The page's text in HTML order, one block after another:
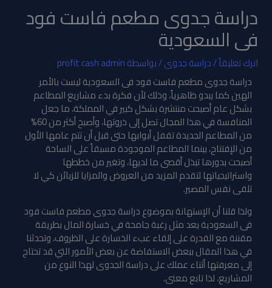
دراسة جدوى مطعم فاست فود
فى السعودية
اترك تعليقاً/دراسة جدوى/ بواسطةprofit cash admin
دراسة جدوى مطعم فاست فود فى السعودية ليست بالأمر
الهين كما يبدو ظاهرياً، وذلك لأن فكرة بدء مشاريع المطاعم
بشكل عام أصبحت منتشرة بشكل كبير في المملكة، ما جعل
المنافسة في هذا المجال تصل إلى ذروتها، وأصبح أكثر من 60%
من المطاعم الجديدة تقفل أبوابها حتى قبل أن تتم عامها الأول
من الإفتتاح، بينما المطاعم الموجودة مسبقاً على الساحة
أصبحت بدورها تبذل أقصى ما لديها، وتغير من خططها
واستراتيجياتها لتقدم المزيد من العروض والمزايا للزبائن كي لا
تلقى نفس المصير.
ولذا قلنا أن الإستهانة بموضوع دراسة جدوى مطعم فاست فود
فى السعودية يعد مثل رغبة جامحة في خسارة المال بطريقة
مقننة مع القدرة على إلقاء عبء الخسارة على الظروف، وتحدثنا
في هذا المقال ببعض الاستفاضة عن بعض الأمور التي قد تحتاج
إلى معرفتها أثناء عملك على دراسة الجدوى لهذا النوع من
المشاريع، لذا تابع معنى.